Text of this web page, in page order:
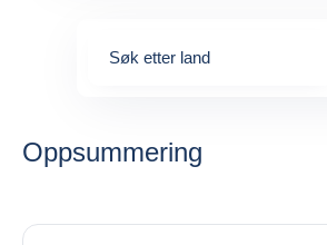
Søk etter land
Oppsummering